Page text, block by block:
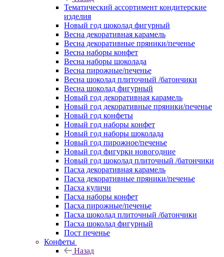
Тематический ассортимент кондитерские
изделия
Новый год шоколад фигурный
Весна декоративная карамель
Весна декоративные пряники/печенье
Весна наборы конфет
Весна наборы шоколада
Весна пирожные/печенье
Весна шоколад плиточный /батончики
Весна шоколад фигурный
Новый год декоративная карамель
Новый год декоративные пряники/печенье
Новый год конфеты
Новый год наборы конфет
Новый год наборы шоколада
Новый год пирожное/печенье
Новый год фигурки новогодние
Новый год шоколад плиточный /батончики
Пасха декоративная карамель
Пасха декоративные пряники/печенье
Пасха куличи
Пасха наборы конфет
Пасха пирожные/печенье
Пасха шоколад плиточный /батончики
Пасха шоколад фигурный
Пост печенье
Конфеты
Назад